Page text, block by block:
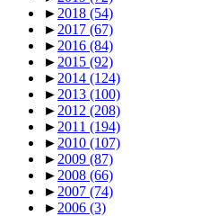
► 2018 (54)
► 2017 (67)
► 2016 (84)
► 2015 (92)
► 2014 (124)
► 2013 (100)
► 2012 (208)
► 2011 (194)
► 2010 (107)
► 2009 (87)
► 2008 (66)
► 2007 (74)
► 2006 (3)